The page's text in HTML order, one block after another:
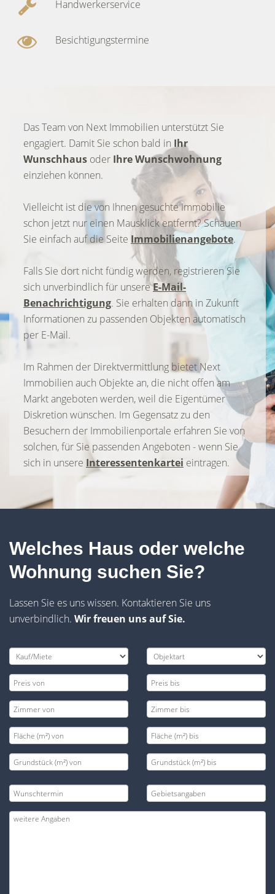
Handwerkerservice
Besichtigungstermine
Das Team von Next Immobilien unterstützt Sie
engagiert. Damit Sie schon bald in Ihr
Wunschhaus oder Ihre Wunschwohnung
einziehen können.
Vielleicht ist die von Ihnen gesuchte Immobilie
schon jetzt nur einen Mausklick entfernt? Schauen
Sie einfach auf die Seite Immobilienangebote.
Falls Sie dort nicht fündig werden, registrieren Sie
sich unverbindlich für unsereE-Mail-
Benachrichtigung. Sie erhalten dann in Zukunft
Informationen zu passenden Objekten automatisch
per E-Mail.
Im Rahmen der Direktvermittlung bietet Next
Immobilien auch Objekte an, die nicht offen am
Markt angeboten werden, weil die Eigentümer
Diskretion wünschen. Im Gegensatz zu den
Besuchern der Immobilienportale erfahren Sie von
solchen, für Sie passenden Angeboten - wenn Sie
sich in unsere Interessentenkartei eintragen.
Welches Haus oder welche
Wohnung suchen Sie?
Lassen Sie es uns wissen. Kontaktieren Sie uns
unverbindlich. Wir freuen uns auf Sie.